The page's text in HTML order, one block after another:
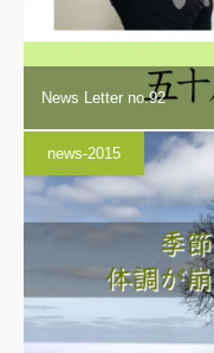
News Letter no.92
news-2015